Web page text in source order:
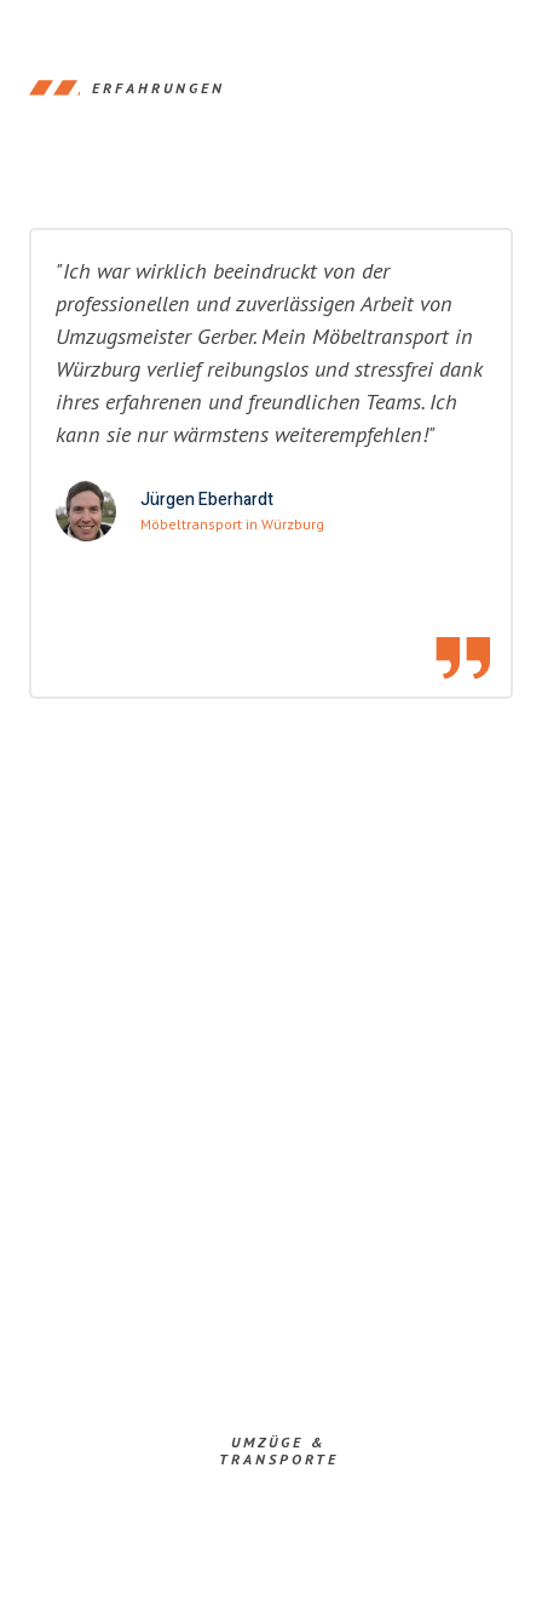
ERFAHRUNGEN
"Ich war wirklich beeindruckt von der
professionellen und zuverlässigen Arbeit von
Umzugsmeister Gerber. Mein Möbeltransport in
Würzburg verlief reibungslos und stressfrei dank
ihres erfahrenen und freundlichen Teams. Ich
kann sie nur wärmstens weiterempfehlen!"
Jürgen Eberhardt
Möbeltransport in Würzburg
UMZÜGE &
TRANSPORTE